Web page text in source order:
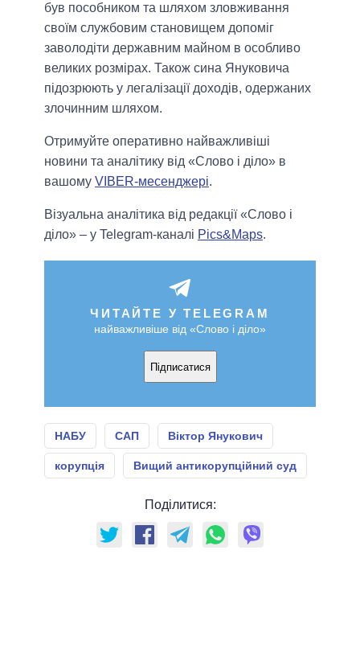
був пособником та шляхом зловживання
своїм службовим становищем допоміг
заволодіти державним майном в особливо
великих розмірах. Також сина Януковича
підозрюють у легалізації доходів, одержаних
злочинним шляхом.
Отримуйте оперативно найважливіші
новини та аналітику від «Слово і діло» в
вашому VIBER-месенджері.
Візуальна аналітика від редакції «Слово і
діло» – у Telegram-каналі Pics&Maps.
ЧИТАЙТЕ У TELEGRAM
найважливіше від «Слово і діло»
Підписатися
НАБУ САП Віктор Янукович
корупція Вищий антикорупційний суд
Поділитися: